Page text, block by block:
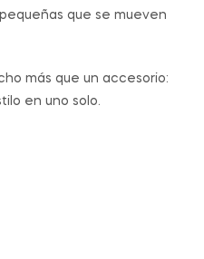
que se mueven
más que un accesorio:
en uno solo.